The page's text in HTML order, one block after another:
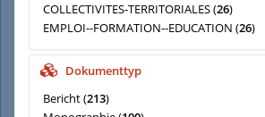
COLLECTIVITES-TERRITORIALES(26)
EMPLOI--FORMATION--EDUCATION (26)
AMENAGEMENT-RURAL
Dokumenttyp
Bericht(213)